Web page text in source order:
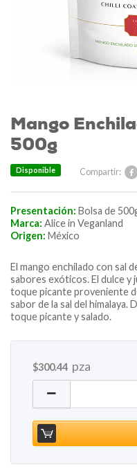
Mango
500g
Compartir:
Disponible
Presentación: Bolsa de
Marca: Alice in Veganland
Origen: México
El mango enchilado con sal
sabores exóticos. El dulce y
toque picante proveniente
sabor de la sal del
toque picante y salado.
$300.44 pza
Mango Enchilado